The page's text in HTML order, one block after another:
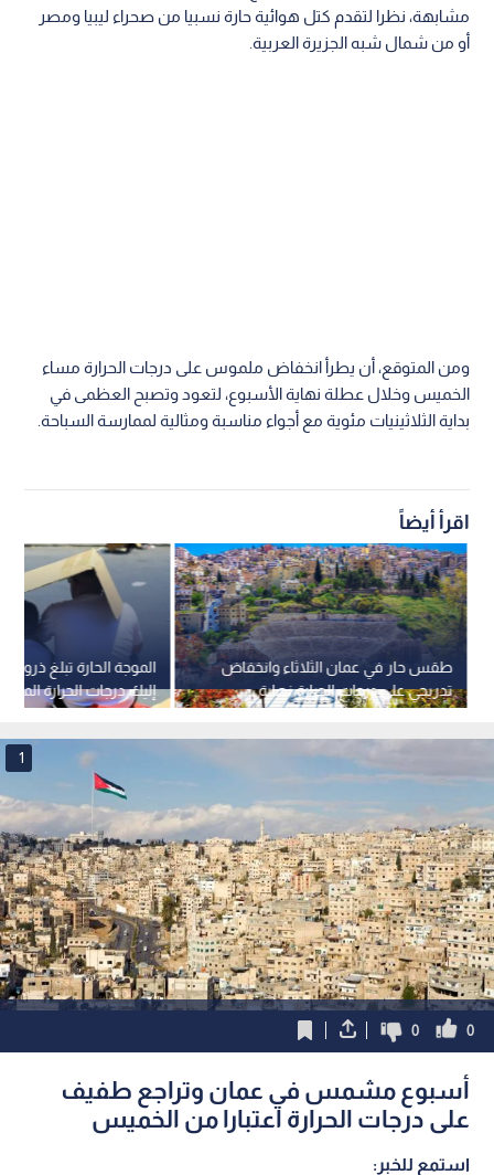
مشابهة، نظرا لتقدم كتل هوائية حارة نسبيا من صحراء ليبيا ومصر
أو من شمال شبه الجزيرة العربية.
ومن المتوقع، أن يطرأ انخفاض ملموس على درجات الحرارة مساء
الخميس وخلال عطلة نهاية الأسبوع، لتعود وتصبح العظمى في
بداية الثلاثينيات مئوية مع أجواء مناسبة ومثالية لممارسة السباحة.
اقرأ أيضاً
الموجة الحارة تبلغ
إليك درجات الحرارة
انحسارها
طقس حار في عمان الثلاثاء وانخفاض
تدريجي على درجات الحرارة نهاية
الأسبوع
1
0
0
أسبوع مشمس في عمان وتراجع طفيف
على درجات الحرارة اعتبارا من الخميس
استمع للخبر: